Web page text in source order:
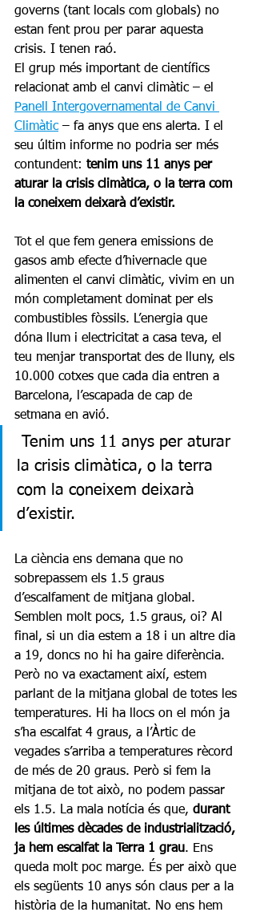
governs (tant locals com globals) no
estan fent prou per parar aquesta
crisis. I tenen raó.
El grup més important de científics
relacionat amb el canvi climàtic – el
Panell Intergovernamental de Canvi
Climàtic – fa anys que ens alerta. I el
seu últim informe no podria ser més
contundent: tenim uns 11 anys per
aturar la crisis climàtica, o la terra com
la coneixem deixarà d’existir.
Tot el que fem genera emissions de
gasos amb efecte d’hivernacle que
alimenten el canvi climàtic, vivim en un
món completament dominat per els
combustibles fòssils. L’energia que
dóna llum i electricitat a casa teva, el
teu menjar transportat des de lluny, els
10.000 cotxes que cada dia entren a
Barcelona, l’escapada de cap de
setmana en avió.
la crisis climàtica, o la terra
com la coneixem deixarà
d’existir.
La ciència ens demana que no
sobrepassem els 1.5 graus
d’escalfament de mitjana global.
Semblen molt pocs, 1.5 graus, oi? Al
final, si un dia estem a 18 i un altre dia
a 19, doncs no hi ha gaire diferència.
Però no va exactament així, estem
parlant de la mitjana global de totes les
temperatures. Hi ha llocs on el món ja
s’ha escalfat 4 graus, a l’Àrtic de
vegades s’arriba a temperatures rècord
de més de 20 graus. Però si fem la
mitjana de tot això, no podem passar
els 1.5. La mala notícia és que, durant
les últimes dècades de industrialització,
ja hem escalfat la Terra 1 grau. Ens
queda molt poc marge. És per això que
els següents 10 anys són claus per a la
història de la humanitat. No ens hem